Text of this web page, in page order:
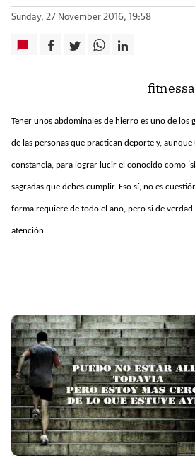
Sunday, 27 November 2016, 19:58
Tener unos abdominales de hierro es uno de los
de las personas que practican deporte y, aunque
constancia, para lograr lucir el conocido como
sagradas que debes cumplir. Eso sí, no es
forma requiere de todo el año, pero si de
atención.